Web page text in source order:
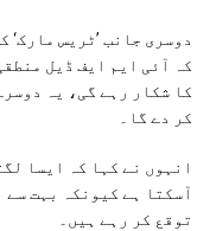
دوسری جانب ’ٹریس
کہ آئی ایم ایف ڈیل
کا شکار رہے گی، یہ
کر دے گا۔
آسکتا ہے کیونکہ بہت
توقع کر رہے ہیں۔